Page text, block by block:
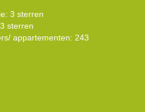
3 sterren
sterren
appartementen: 243